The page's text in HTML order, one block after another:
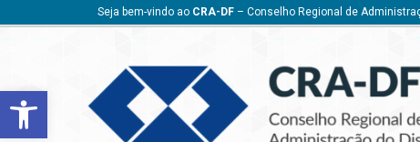
Barra de Ferramentas Aberta
Seja bem-vindo ao CRA-DF – Conselho Regional de